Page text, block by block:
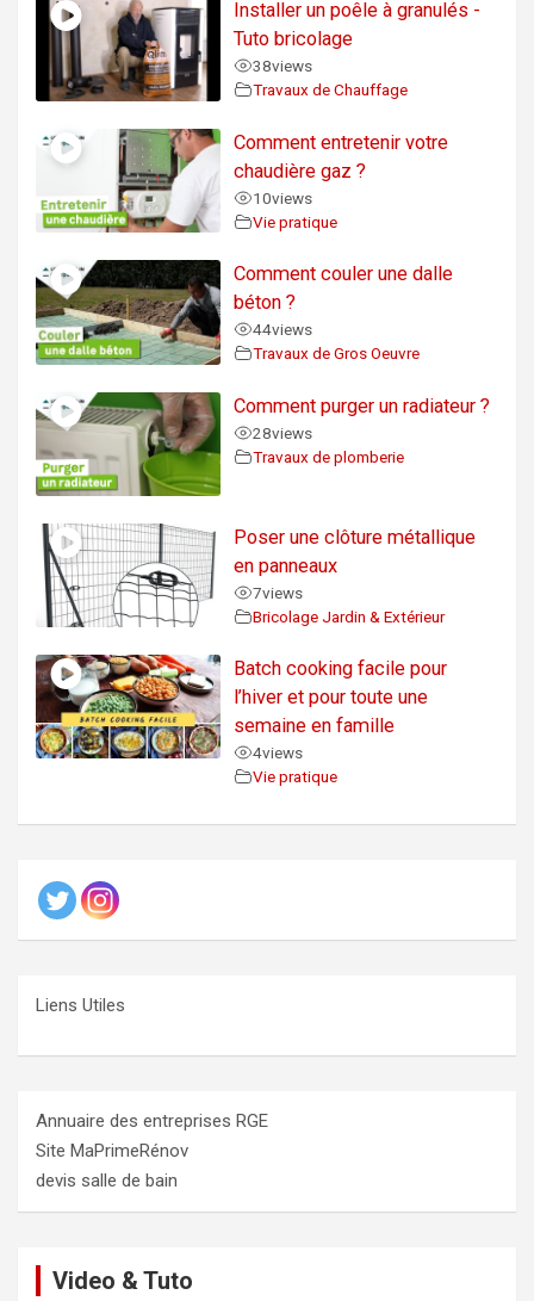
Installer un poêle à granulés -
Tuto bricolage
38views
Travaux de Chauffage
Comment entretenir votre
chaudière gaz ?
10views
Vie pratique
Comment couler une dalle
béton ?
44views
Travaux de Gros Oeuvre
Comment purger un radiateur ?
28views
Travaux de plomberie
Poser une clôture métallique
en panneaux
7views
Bricolage Jardin & Extérieur
Batch cooking facile pour
l’hiver et pour toute une
semaine en famille
4views
Vie pratique
Liens Utiles
Annuaire des entreprises RGE
Site MaPrimeRénov
devis salle de bain
Video & Tuto